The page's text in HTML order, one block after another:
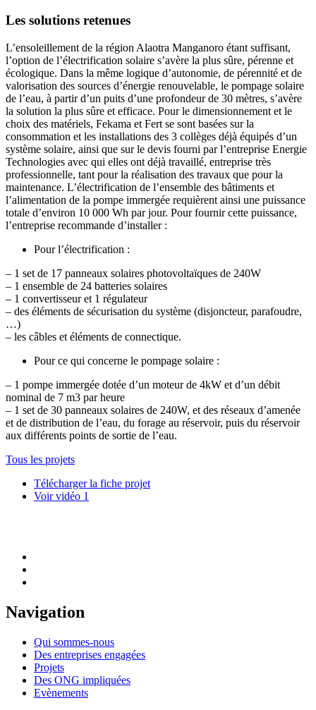
Les solutions retenues
L’ensoleillement de la région Alaotra Manganoro étant suffisant,
l’option de l’électrification solaire s’avère la plus sûre, pérenne et
écologique. Dans la même logique d’autonomie, de pérennité et de
valorisation des sources d’énergie renouvelable, le pompage solaire
de l’eau, à partir d’un puits d’une profondeur de 30 mètres, s’avère
la solution la plus sûre et efficace. Pour le dimensionnement et le
choix des matériels, Fekama et Fert se sont basées sur la
consommation et les installations des 3 collèges déjà équipés d’un
système solaire, ainsi que sur le devis fourni par l’entreprise Energie
Technologies avec qui elles ont déjà travaillé, entreprise très
professionnelle, tant pour la réalisation des travaux que pour la
maintenance. L’électrification de l’ensemble des bâtiments et
l’alimentation de la pompe immergée requièrent ainsi une puissance
totale d’environ 10 000 Wh par jour. Pour fournir cette puissance,
l’entreprise recommande d’installer :
Pour l’électrification :
– 1 set de 17 panneaux solaires photovoltaïques de 240W
– 1 ensemble de 24 batteries solaires
– 1 convertisseur et 1 régulateur
– des éléments de sécurisation du système (disjoncteur, parafoudre,
…)
– les câbles et éléments de connectique.
Pour ce qui concerne le pompage solaire :
– 1 pompe immergée dotée d’un moteur de 4kW et d’un débit
nominal de 7 m3 par heure
– 1 set de 30 panneaux solaires de 240W, et des réseaux d’amenée
et de distribution de l’eau, du forage au réservoir, puis du réservoir
aux différents points de sortie de l’eau.
Tous les projets
Télécharger la fiche projet
Voir vidéo 1
Navigation
Qui sommes-nous
Des entreprises engagées
Projets
Des ONG impliquées
Evènements